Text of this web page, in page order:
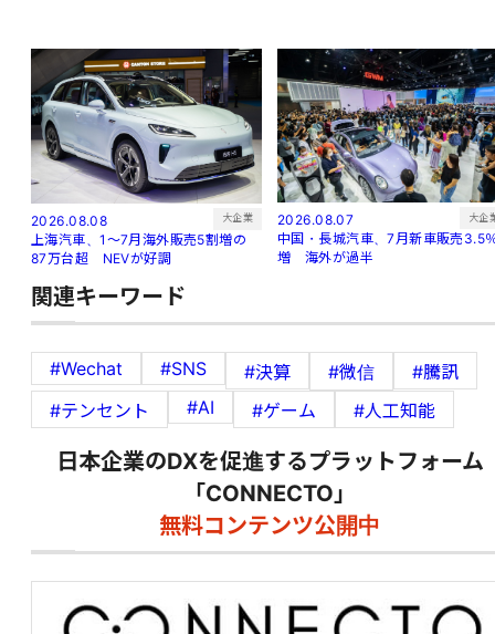
2026.08.08 大企業
上海汽車、1～7月海外販売5割増の
87万台超 NEVが好調
2026.08.07 大企
中国・長城汽車、7月新車販売3.5
増 海外が過半
関連キーワード
#Wechat #SNS #決算 #微信
#騰訊
#テンセント
#AI #ゲーム #人工知能
日本企業のDXを促進するプラットフォーム
「CONNECTO」
無料コンテンツ公開中